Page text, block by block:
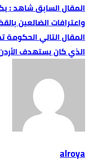
شاهد :
واعترافات الضالعين
الحكومة
الذي كان يستهدف
alroya